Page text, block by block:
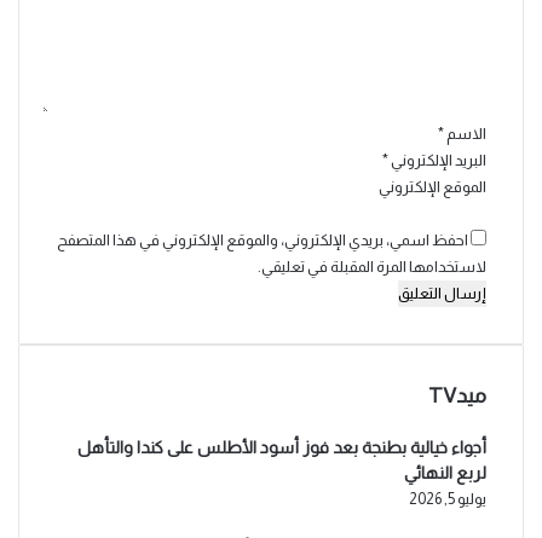
الاسم *
البريد الإلكتروني*
الموقع الإلكتروني
احفظ اسمي، بريدي الإلكتروني، والموقع الإلكتروني في هذا المتصفح
لاستخدامها المرة المقبلة في تعليقي.
ميدTV
أجواء خيالية بطنجة بعد فوز أسود الأطلس على كندا والتأهل
لربع النهائي
يوليو 5, 2026